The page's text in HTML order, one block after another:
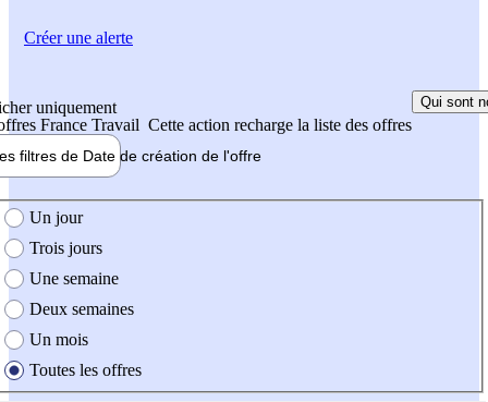
uniquement
France Travail Cette action recharge la liste des offres
Qui sont
filtres de Date de création de l'offre
création de l'offre
Un jour
Trois jours
Une semaine
Deux semaines
Un mois
Toutes les offres
Créer une alerte